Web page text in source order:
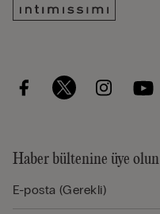
Haber bültenine üye olun